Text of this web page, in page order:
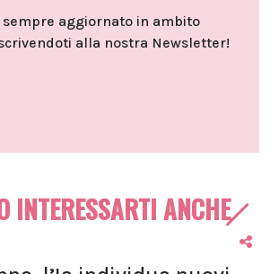
aggiornato in ambito
alla nostra Newsletter!
INTERESSARTI ANCHE